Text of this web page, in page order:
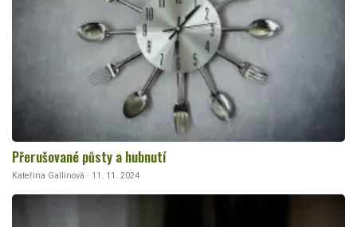
Přerušované půsty a hubnutí
Kateřina Gallinová · 11. 11. 2024